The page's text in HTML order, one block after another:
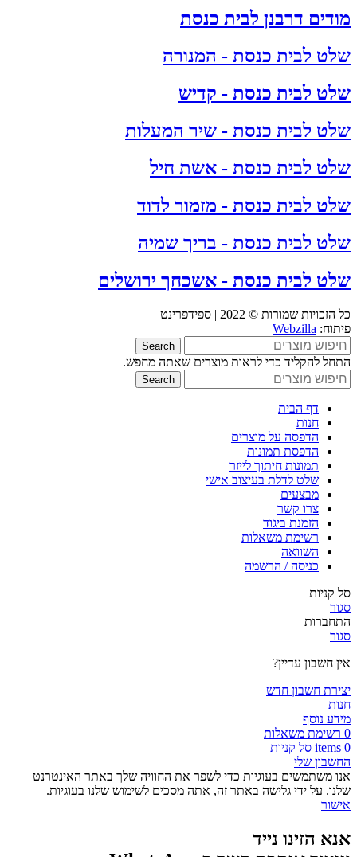
מודים דרבנן לבית כנסת
שלט לבית כנסת - המנורה
שלט לבית כנסת - קדיש
שלט לבית כנסת - שיר המעלות
שלט לבית כנסת - אשת חיל
שלט לבית כנסת - מזמור לדוד
שלט לבית כנסת - בריך שמיה
שלט לבית כנסת - אשכחך ירושלים
כל הזכויות שמורות © 2022 | ספידפרינט
פיתוח: Webzilla
Search
התחל להקליד כדי לראות מוצרים שאתה מחפש.
Search
דף הבית
חנות
הדפסה על מוצרים
הדפסת תמונות
תמונות חיתוך לייזר
שלט לדלת בעיצוב אישי
מבצעים
צרו קשר
הזמנת ביגוד
רשימת משאלות
השוואה
כניסה / הרשמה
סל קניות
סגור
התחברות
סגור
אין חשבון עדיין?
יצירת חשבון חדש
חנות
מידע נוסף
0 רשימת משאלות
0
items סל קניות
החשבון שלי
אנו משתמשים בעוגיות כדי לשפר את החוויה שלך באתר האינטרנט
שלנו. על ידי גלישה באתר זה, אתה מסכים לשימוש שלנו בעוגיות.
אישור
אנא הזינו נייד